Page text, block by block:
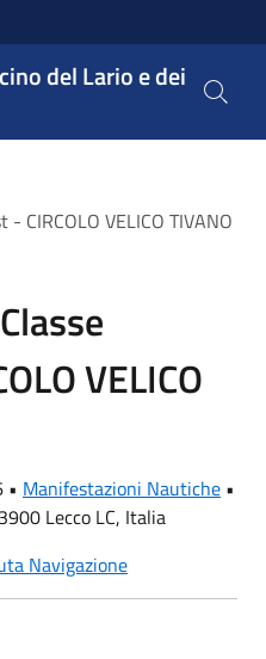
del Lario e dei
CIRCOLO VELICO TIVANO
VELICO
• Manifestazioni Nautiche •
Lecco LC, Italia
Navigazione